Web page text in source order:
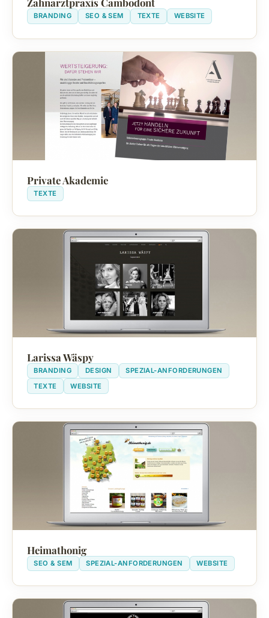
BRANDING SEO & SEM TEXTE WEBSITE
Private Akademie
TEXTE
Larissa Wäspy
BRANDING DESIGN
SPEZIAL-ANFORDERUNGEN
TEXTE
WEBSITE
Heimathonig
SEO & SEM SPEZIAL-ANFORDERUNGEN WEBSITE